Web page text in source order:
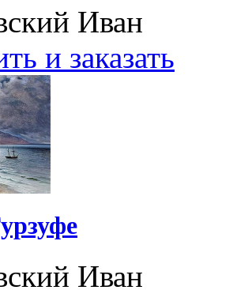
Иван
и заказать
Иван